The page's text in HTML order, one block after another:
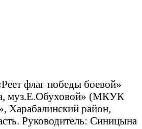
флаг победы боевой»
муз.Е.Обуховой» (МКУК
Харабалинский район,
Руководитель: Синицына